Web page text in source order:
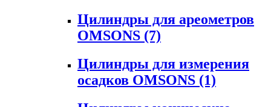
Цилиндры для ареометров
OMSONS (7)
Цилиндры для измерения
осадков OMSONS (1)